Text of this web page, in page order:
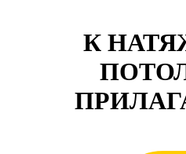
К